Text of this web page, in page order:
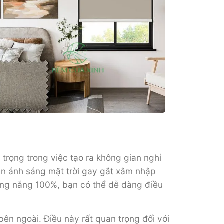
trong việc tạo ra không gian nghỉ
ánh sáng mặt trời gay gắt xâm nhập
nắng 100%, bạn có thể dễ dàng điều
ngoài. Điều này rất quan trọng đối với